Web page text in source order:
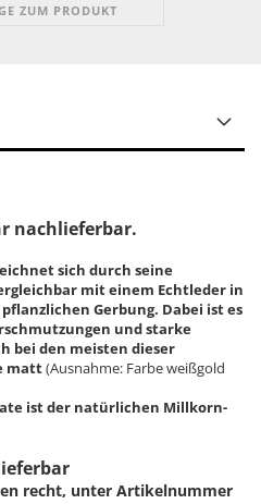
ZUM PRODUKT
nachlieferbar.
sich durch seine
mit einem Echtleder in
Gerbung. Dabei ist es
und starke
bei den meisten dieser
matt(Ausnahme: Farbe weißgold
ist der natürlichen Millkorn-
recht, unter Artikelnummer